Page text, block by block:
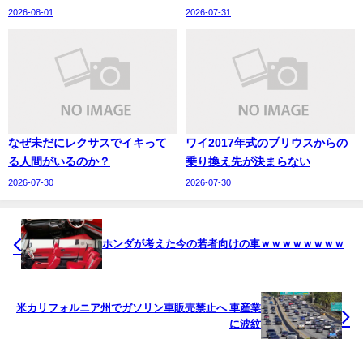
2026-08-01 2026-07-31
なぜ未だにレクサスでイキって
る人間がいるのか？
2026-07-30
ワイ2017年式のプリウスからの
乗り換え先が決まらない
2026-07-30
ホンダが考えた今の若者向けの車ｗｗｗｗｗｗｗｗ
米カリフォルニア州でガソリン車販売禁止へ 車産業
に波紋